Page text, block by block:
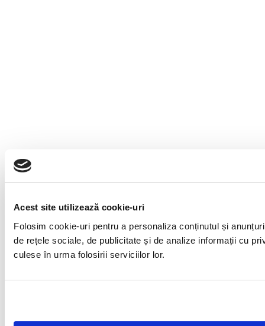
Acest site utilizează cookie-uri
Folosim cookie-uri pentru a personaliza conținutul și
de rețele sociale, de publicitate și de analize informații cu
culese în urma folosirii serviciilor lor.